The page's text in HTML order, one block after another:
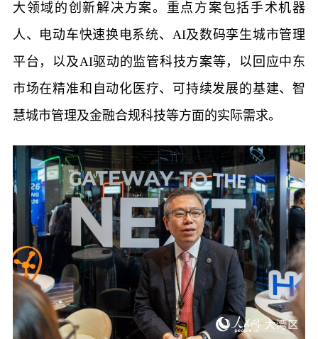
大领域的创新解决方案。重点方案包括手术机器
人、电动车快速换电系统、AI及数码孪生城市管理
平台，以及AI驱动的监管科技方案等，以回应中东
市场在精准和自动化医疗、可持续发展的基建、智
慧城市管理及金融合规科技等方面的实际需求。